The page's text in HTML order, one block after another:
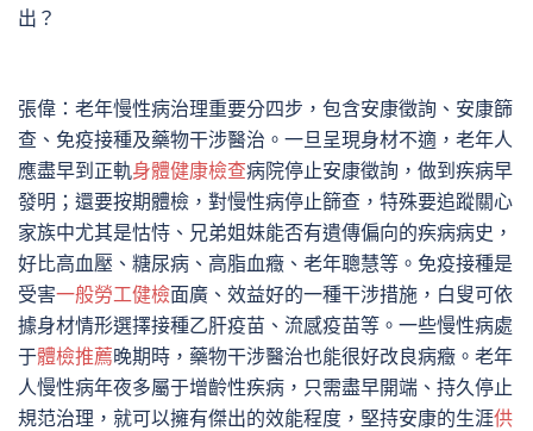
出？
張偉：老年慢性病治理重要分四步，包含安康徵詢、安康篩
查、免疫接種及藥物干涉醫治。一旦呈現身材不適，老年人
應盡早到正軌身體健康檢查病院停止安康徵詢，做到疾病早
發明；還要按期體檢，對慢性病停止篩查，特殊要追蹤關心
家族中尤其是怙恃、兄弟姐妹能否有遺傳偏向的疾病病史，
好比高血壓、糖尿病、高脂血癥、老年聰慧等。免疫接種是
受害一般勞工健檢面廣、效益好的一種干涉措施，白叟可依
據身材情形選擇接種乙肝疫苗、流感疫苗等。一些慢性病處
于體檢推薦晚期時，藥物干涉醫治也能很好改良病癥。老年
人慢性病年夜多屬于增齡性疾病，只需盡早開端、持久停止
規范治理，就可以擁有傑出的效能程度，堅持安康的生涯供